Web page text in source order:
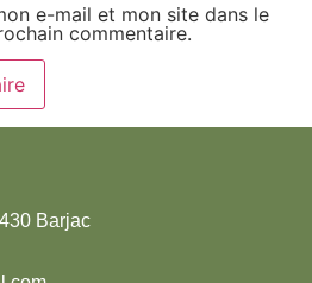
e-mail et mon site dans le
commentaire.
Barjac